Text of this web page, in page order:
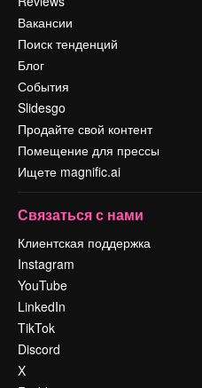
Вакансии
Поиск тенденций
Блог
События
Slidesgo
Продайте свой контент
Помещение для прессы
Ищете magnific.ai
Связаться с нами
Клиентская поддержка
Instagram
YouTube
LinkedIn
TikTok
Discord
X